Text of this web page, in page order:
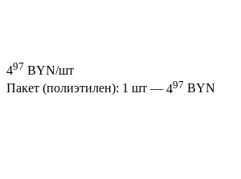
497 BYN/шт
Пакет (полиэтилен): 1 шт — 497 BYN